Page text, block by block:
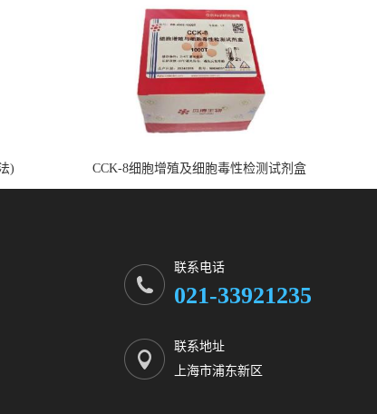
) CCK-8细胞增殖及细胞毒性检测试剂盒
联系电话
021-33921235
联系地址
上海市浦东新区